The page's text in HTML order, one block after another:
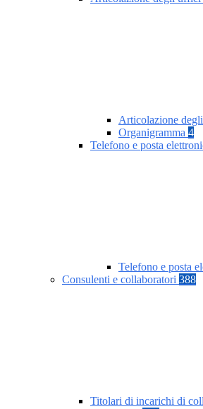
Articolazione
Organigramma 4
Telefono e posta
Telefono e posta
Consulenti e collaboratori 388
Titolari di incarichi di